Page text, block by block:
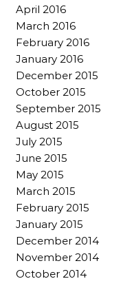
April 2016
March 2016
February 2016
January 2016
December 2015
October 2015
September 2015
August 2015
July 2015
June 2015
May 2015
March 2015
February 2015
January 2015
December 2014
November 2014
October 2014